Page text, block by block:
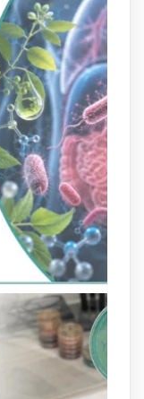
13 Jul
participat
combinació
β-
molt
alhora
resistències
estudis-
27702